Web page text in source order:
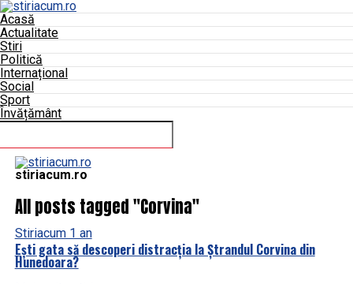
Acasă
Actualitate
Stiri
Politică
Internațional
Social
Sport
Învățământ
Suntem sociabili
stiriacum.ro
All posts tagged "Corvina"
Stiriacum 1 an
Ești gata să descoperi distracția la Ștrandul Corvina din
Hunedoara?